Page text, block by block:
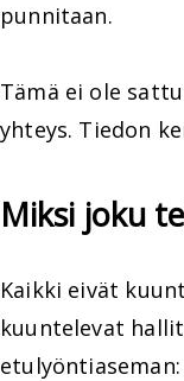
punnitaan.
Tämä ei ole
yhteys. Tiedon
Miksi joku
Kaikki eivät
kuuntelevat